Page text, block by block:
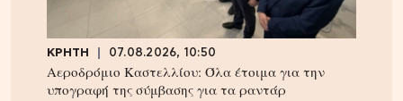
ΚΡΗΤΗ 07.08.2026, 10:50
Αεροδρόμιο Καστελλίου: Όλα έτοιμα για την
υπογραφή της σύμβασης για τα ραντάρ